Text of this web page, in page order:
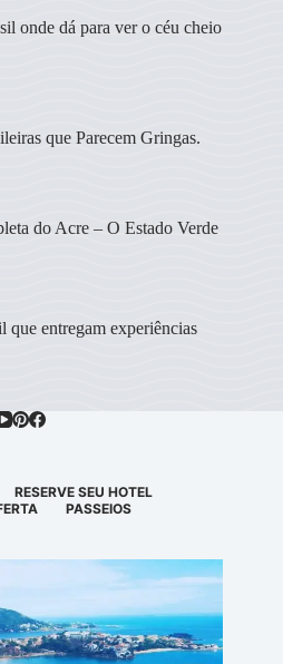
onde dá para ver o céu cheio
que Parecem Gringas.
do Acre – O Estado Verde
que entregam experiências
RESERVE SEU HOTEL
PASSEIOS